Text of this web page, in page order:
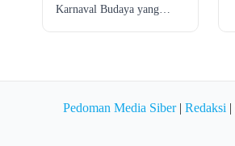
Karnaval Budaya yang…
Pedoman Media Siber| Redaksi |